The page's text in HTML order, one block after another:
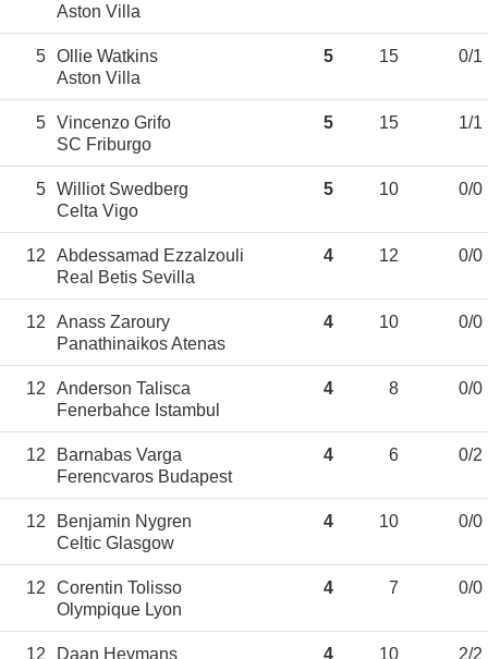
Aston Villa
5 Ollie Watkins
Aston Villa
5 15 0/1
5 Vincenzo Grifo
SC Friburgo
5 15 1/1
5 Williot Swedberg
Celta Vigo
5 10 0/0
12
Abdessamad Ezzalzouli
Real Betis Sevilla
4 12 0/0
12
Anass Zaroury
Panathinaikos Atenas
4 10 0/0
12
Anderson Talisca
Fenerbahce Istambul
4 8 0/0
12
Barnabas Varga
Ferencvaros Budapest
4 6 0/2
12
Benjamin Nygren
Celtic Glasgow
4 10 0/0
12
Corentin Tolisso
Olympique Lyon
4 7 0/0
12
Daan Heymans
4 10 2/2